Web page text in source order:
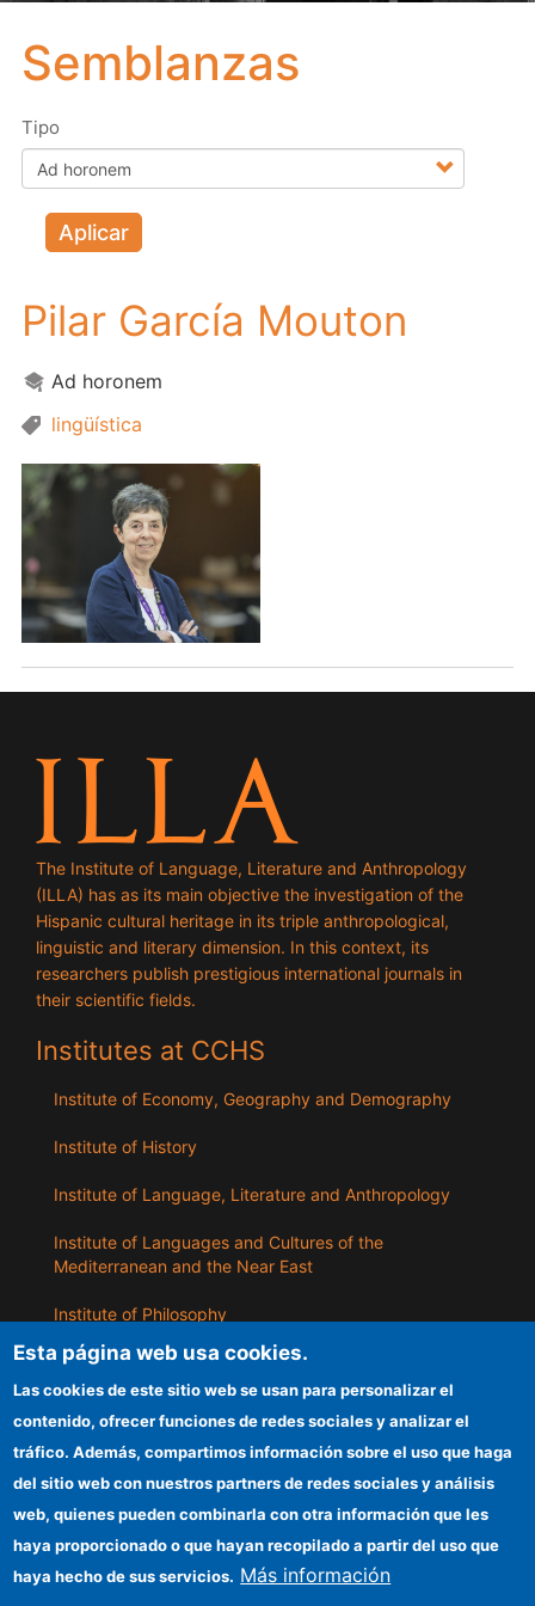
Semblanzas
Tipo
Aplicar
Pilar García Mouton
Ad horonem
lingüística
The Institute of Language, Literature and Anthropology
(ILLA) has as its main objective the investigation of the
Hispanic cultural heritage in its triple anthropological,
linguistic and literary dimension. In this context, its
researchers publish prestigious international journals in
their scientific fields.
Institutes at CCHS
Institute of Economy, Geography and Demography
Institute of History
Institute of Language, Literature and Anthropology
Institute of Languages ​​and Cultures of the
Mediterranean and the Near East
Institute of Philosophy
Institute of Public Policies and Goods
ILLA
CSIC Electronic Office
Information for providers
Funding entities
Esta página web usa cookies.
Las cookies de este sitio web se usan para personalizar el
contenido, ofrecer funciones de redes sociales y analizar el
tráfico. Además, compartimos información sobre el uso que haga
del sitio web con nuestros partners de redes sociales y análisis
web, quienes pueden combinarla con otra información que les
haya proporcionado o que hayan recopilado a partir del uso que
haya hecho de sus servicios. Más información